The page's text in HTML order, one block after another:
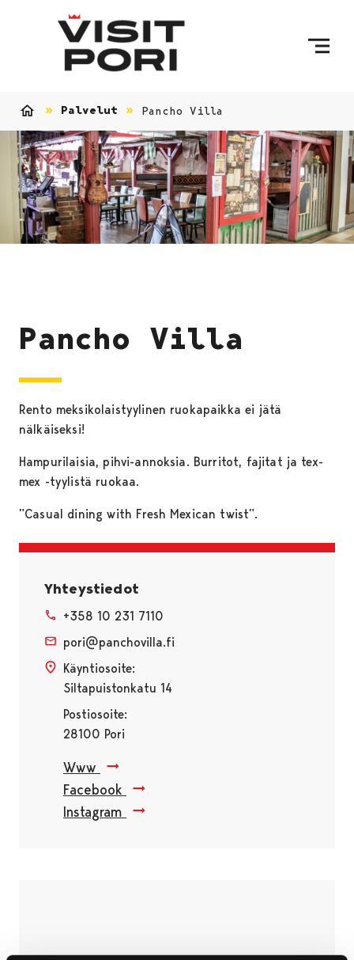
Palvelut Pancho Villa
Pancho Villa
Rento meksikolaistyylinen ruokapaikka ei jätä
nälkäiseksi!
Hampurilaisia, pihvi-annoksia. Burritot, fajitat ja tex-
mex -tyylistä ruokaa.
”Casual dining with Fresh Mexican twist”.
Yhteystiedot
+358 10 231 7110
pori@panchovilla.fi
Käyntiosoite:
Siltapuistonkatu 14
Postiosoite:
28100 Pori
Www
Facebook
Instagram